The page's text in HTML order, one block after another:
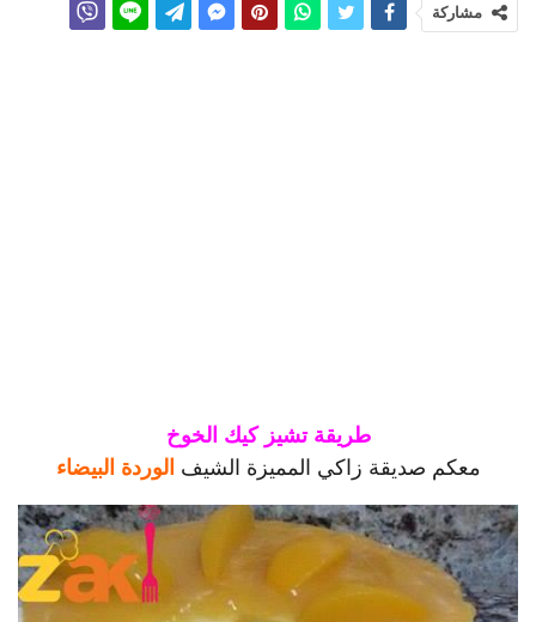
مشاركة
طريقة تشيز كيك الخوخ
معكم صديقة زاكي المميزة الشيف الوردة البيضاء